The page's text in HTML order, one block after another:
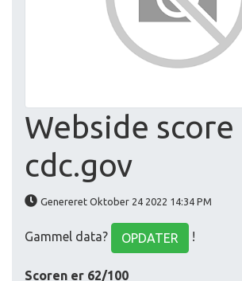
Webside score
cdc.gov
Genereret Oktober 24 2022 14:34 PM
Gammel data? OPDATER !
Scoren er 62/100